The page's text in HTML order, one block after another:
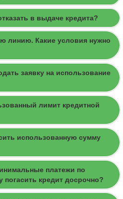
в выдаче кредита?
линию. Какие условия нужно
заявку на использование
лимит кредитной
использованную сумму
платежи по
погасить кредит досрочно?